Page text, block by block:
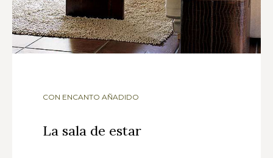
CON ENCANTO AÑADIDO
La sala de estar